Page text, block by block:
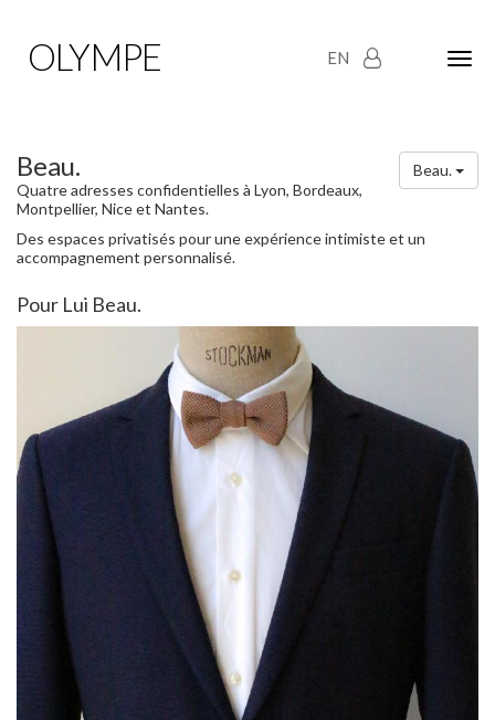
EN
OLYMPE
Beau.
Beau.
Quatre adresses confidentielles à Lyon, Bordeaux,
Montpellier, Nice et Nantes.
Des espaces privatisés pour une expérience intimiste et un
accompagnement personnalisé.
Pour Lui Beau.